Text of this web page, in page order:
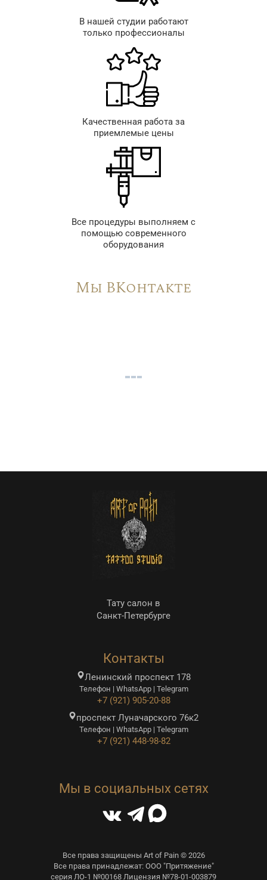
В нашей студии работают
только профессионалы
Качественная работа за
приемлемые цены
Все процедуры выполняем с
помощью современного
оборудования
Мы ВКонтакте
Тату салон в
Санкт-Петербурге
Контакты
Ленинский проспект 178
Телефон | WhatsApp | Telegram
+7 (921) 905-20-88
проспект Луначарского 76к2
Телефон | WhatsApp | Telegram
+7 (921) 448-98-82
Мы в социальных сетях
Все права защищены Art of Pain © 2026
Все права принадлежат: ООО "Притяжение"
серия ЛО-1 №00168 Лицензия №78-01-003879